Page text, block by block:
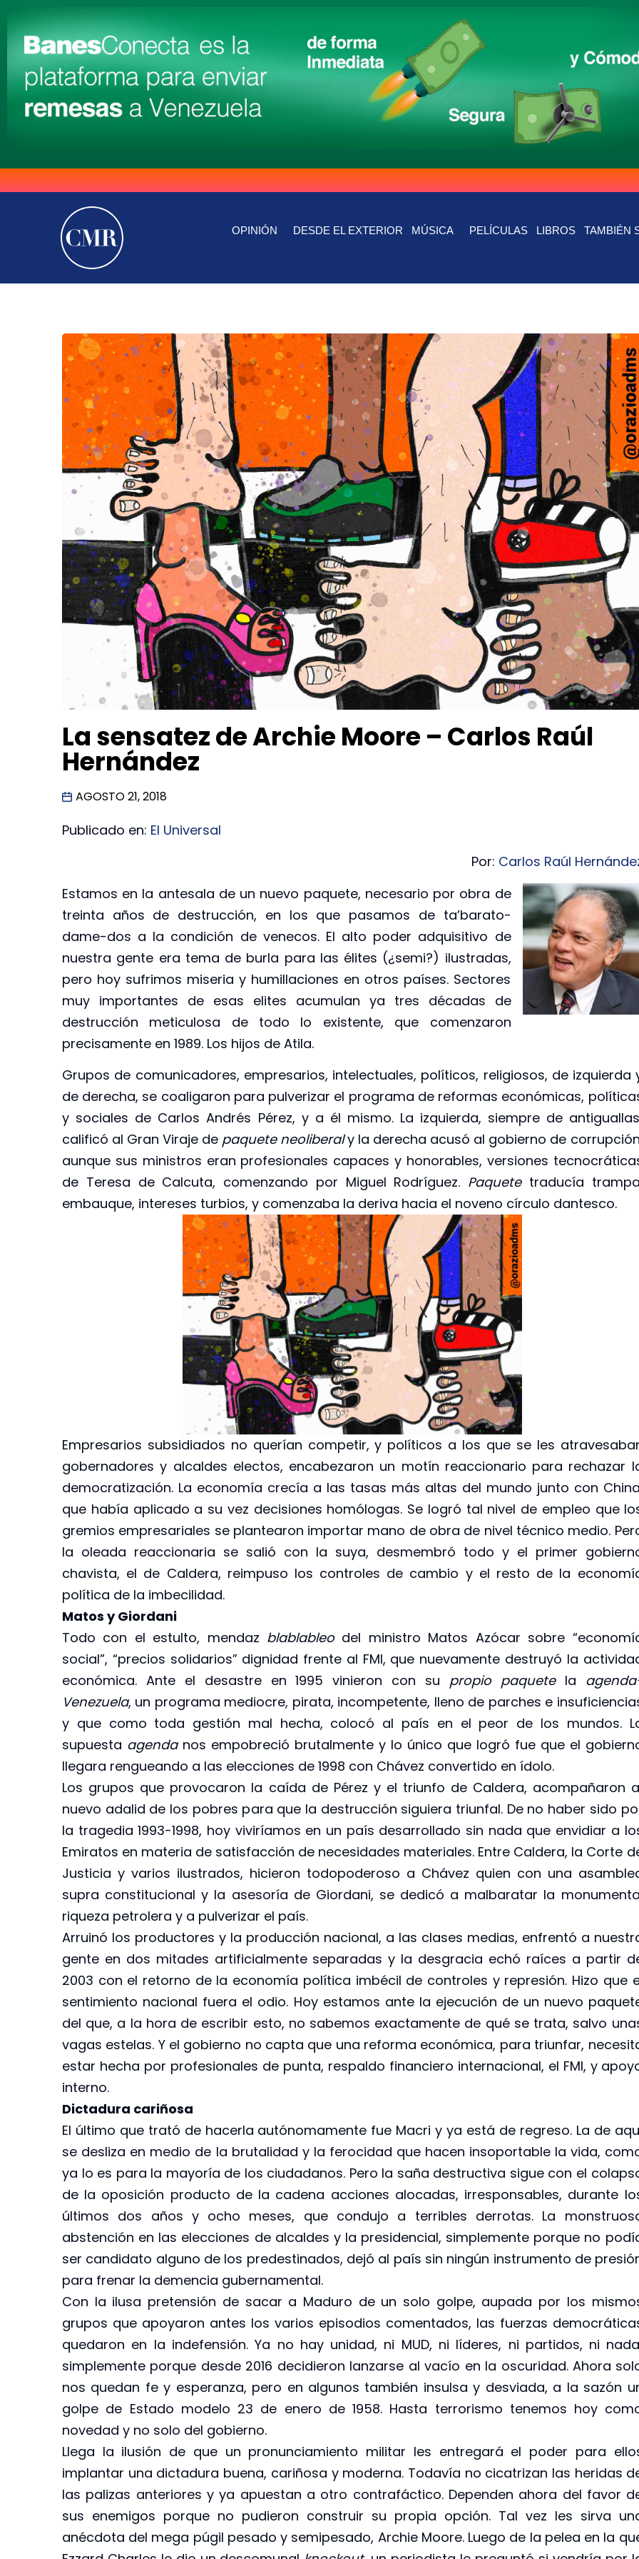
OPINIÓN DESDE EL EXTERIOR MÚSICA PELÍCULAS LIBROS TAMBIÉN
La sensatez de Archie Moore – Carlos Raúl
Hernández
AGOSTO 21, 2018
Publicado en: El Universal
Por: Carlos Raúl
Estamos en la antesala de un nuevo paquete, necesario por obra de
treinta años de destrucción, en los que pasamos de ta’barato-
dame-dos a la condición de venecos. El alto poder adquisitivo de
nuestra gente era tema de burla para las élites (¿semi?) ilustradas,
pero hoy sufrimos miseria y humillaciones en otros países. Sectores
muy importantes de esas elites acumulan ya tres décadas de
destrucción meticulosa de todo lo existente, que comenzaron
precisamente en 1989. Los hijos de Atila.
Grupos de comunicadores, empresarios, intelectuales, políticos, religiosos, de izquierda
de derecha, se coaligaron para pulverizar el programa de reformas económicas,
y sociales de Carlos Andrés Pérez, y a él mismo. La izquierda, siempre de
calificó al Gran Viraje de paquete neoliberaly la derecha acusó al gobierno de
aunque sus ministros eran profesionales capaces y honorables, versiones
de Teresa de Calcuta, comenzando por Miguel Rodríguez. Paquetetraducía
embauque, intereses turbios, y comenzaba la deriva hacia el noveno círculo dantesco.
Empresarios subsidiados no querían competir, y políticos a los que se les
gobernadores y alcaldes electos, encabezaron un motín reaccionario para rechazar
democratización. La economía crecía a las tasas más altas del mundo junto con
que había aplicado a su vez decisiones homólogas. Se logró tal nivel de empleo que
gremios empresariales se plantearon importar mano de obra de nivel técnico medio.
la oleada reaccionaria se salió con la suya, desmembró todo y el primer
chavista, el de Caldera, reimpuso los controles de cambio y el resto de la
política de la imbecilidad.
Matos y Giordani
Todo con el estulto, mendaz blablableo del ministro Matos Azócar sobre
social”, “precios solidarios” dignidad frente al FMI, que nuevamente destruyó la
económica. Ante el desastre en 1995 vinieron con su propio paquetela
Venezuela, un programa mediocre, pirata, incompetente, lleno de parches e
y que como toda gestión mal hecha, colocó al país en el peor de los mundos.
supuesta agendanos empobreció brutalmente y lo único que logró fue que el
llegara rengueando a las elecciones de 1998 con Chávez convertido en ídolo.
Los grupos que provocaron la caída de Pérez y el triunfo de Caldera, acompañaron
nuevo adalid de los pobres para que la destrucción siguiera triunfal. De no haber sido
la tragedia 1993-1998, hoy viviríamos en un país desarrollado sin nada que envidiar a
Emiratos en materia de satisfacción de necesidades materiales. Entre Caldera, la Corte
Justicia y varios ilustrados, hicieron todopoderoso a Chávez quien con una
supra constitucional y la asesoría de Giordani, se dedicó a malbaratar la
riqueza petrolera y a pulverizar el país.
Arruinó los productores y la producción nacional, a las clases medias, enfrentó a
gente en dos mitades artificialmente separadas y la desgracia echó raíces a partir
2003 con el retorno de la economía política imbécil de controles y represión. Hizo que
sentimiento nacional fuera el odio. Hoy estamos ante la ejecución de un nuevo
del que, a la hora de escribir esto, no sabemos exactamente de qué se trata, salvo
vagas estelas. Y el gobierno no capta que una reforma económica, para triunfar,
estar hecha por profesionales de punta, respaldo financiero internacional, el FMI, y
interno.
Dictadura cariñosa
El último que trató de hacerla autónomamente fue Macri y ya está de regreso. La de
se desliza en medio de la brutalidad y la ferocidad que hacen insoportable la vida,
ya lo es para la mayoría de los ciudadanos. Pero la saña destructiva sigue con el
de la oposición producto de la cadena acciones alocadas, irresponsables, durante
últimos dos años y ocho meses, que condujo a terribles derrotas. La
abstención en las elecciones de alcaldes y la presidencial, simplemente porque no
ser candidato alguno de los predestinados, dejó al país sin ningún instrumento de
para frenar la demencia gubernamental.
Con la ilusa pretensión de sacar a Maduro de un solo golpe, aupada por los
grupos que apoyaron antes los varios episodios comentados, las fuerzas
quedaron en la indefensión. Ya no hay unidad, ni MUD, ni líderes, ni partidos, ni
simplemente porque desde 2016 decidieron lanzarse al vacío en la oscuridad. Ahora
nos quedan fe y esperanza, pero en algunos también insulsa y desviada, a la sazón
golpe de Estado modelo 23 de enero de 1958. Hasta terrorismo tenemos hoy
novedad y no solo del gobierno.
Llega la ilusión de que un pronunciamiento militar les entregará el poder para
implantar una dictadura buena, cariñosa y moderna. Todavía no cicatrizan las heridas
las palizas anteriores y ya apuestan a otro contrafáctico. Dependen ahora del favor
sus enemigos porque no pudieron construir su propia opción. Tal vez les sirva
anécdota del mega púgil pesado y semipesado, Archie Moore. Luego de la pelea en la